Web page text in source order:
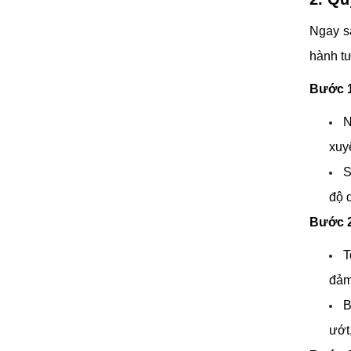
Ngay
hành
Bước
độ
Bước